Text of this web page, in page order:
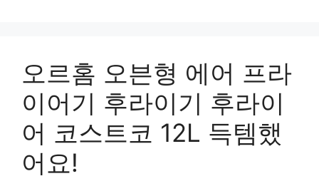
오르홈 오븐형 에어 프라
이어기 후라이기 후라이
어 코스트코 12L 득템했
어요!